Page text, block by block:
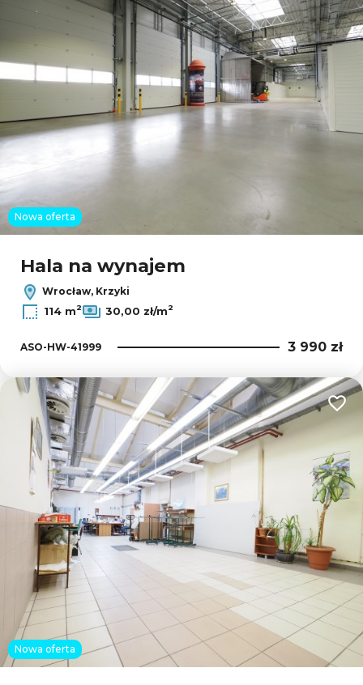
Nowa oferta
Hala na wynajem
Wrocław, Krzyki
114 m2 30,00 zł/m2
ASO-HW-41999 3 990 zł
Nowa oferta